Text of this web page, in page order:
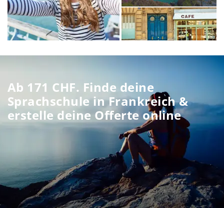
Französischkenntnisse.
Eine Woche Sprachkurs in Frankreich gibt es ab 171
CHF. Auf dem Boa Lingua SCHOOL FINDER kannst du
alle Sprachschulen in Frankreich vergleichen. Deine
Ab 171 CHF. Finde deine
Sprachschule in Frankreich &
erstelle deine Offerte online